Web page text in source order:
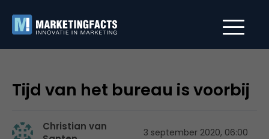
Tijd van het bureau is voorbij
Christian van
3 september 2020, 06:00